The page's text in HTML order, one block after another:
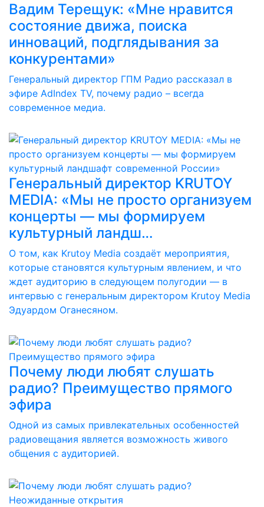
Вадим Терещук: «Мне нравится
состояние движа, поиска
инноваций, подглядывания за
конкурентами»
Генеральный директор ГПМ Радио рассказал в
эфире AdIndex TV, почему радио – всегда
современное медиа.
Генеральный директор KRUTOY
MEDIA: «Мы не просто организуем
концерты — мы формируем
культурный ландш…
О том, как Krutoy Media создаёт мероприятия,
которые становятся культурным явлением, и что
ждет аудиторию в следующем полугодии — в
интервью с генеральным директором Krutoy Media
Эдуардом Оганесяном.
Почему люди любят слушать
радио? Преимущество прямого
эфира
Одной из самых привлекательных особенностей
радиовещания является возможность живого
общения с аудиторией.